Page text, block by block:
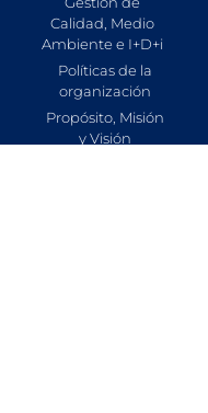
Calidad, Medio
Ambiente e I+D+i
Políticas de la
organización
Propósito, Misión
y Visión